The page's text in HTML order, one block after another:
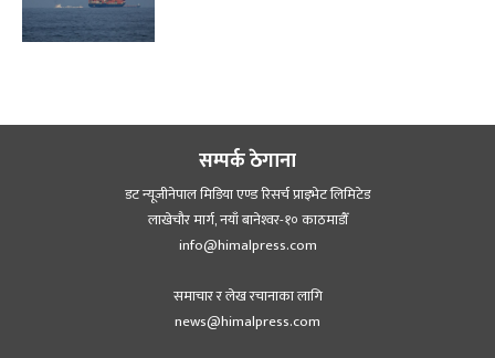
सम्पर्क ठेगाना
डट न्यूजीनेपाल मिडिया एण्ड रिसर्च प्राइभेट लिमिटेड
लाखेचौर मार्ग, नयाँ बानेश्‍वर-१० काठमाडौँ
info@himalpress.com
समाचार र लेख रचानाका लागि
news@himalpress.com